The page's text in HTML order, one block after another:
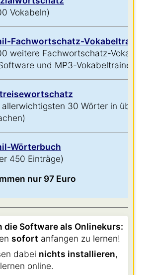
Vokabeln)
Fachwortschatz-Vokabeltrainer
weitere Fachwortschatz-Vokabeln
und MP3-Vokabeltrainer)
allerwichtigsten 30 Wörter in über 60
Wörterbuch
450 Einträge)
nur 97 Euro
die Software als Onlinekurs:
sofort anfangen zu lernen!
dabei nichts installieren,
online.